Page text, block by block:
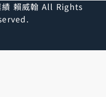
績 賴威翰 All Rights